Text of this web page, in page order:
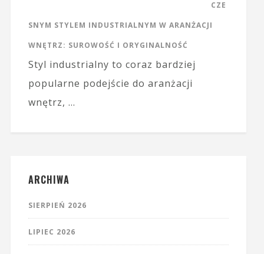
CZE
SNYM STYLEM INDUSTRIALNYM W ARANŻACJI
WNĘTRZ: SUROWOŚĆ I ORYGINALNOŚĆ
Styl industrialny to coraz bardziej
popularne podejście do aranżacji
wnętrz, …
ARCHIWA
SIERPIEŃ 2026
LIPIEC 2026